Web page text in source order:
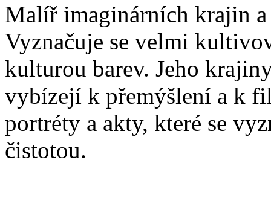
Malíř imaginárních krajin
Vyznačuje se velmi
kulturou barev. Jeho
vybízejí k přemýšlení a k
portréty a akty, které se
čistotou.